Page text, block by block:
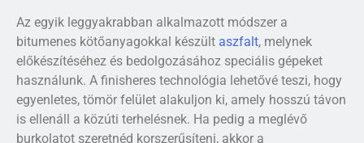
Az egyik leggyakrabban alkalmazott módszer a
bitumenes kötőanyagokkal készült aszfalt, melynek
előkészítéséhez és bedolgozásához speciális gépeket
használunk. A finisheres technológia lehetővé teszi, hogy
egyenletes, tömör felület alakuljon ki, amely hosszú távon
is ellenáll a közúti terhelésnek. Ha pedig a meglévő
burkolatot szeretnéd korszerűsíteni, akkor a